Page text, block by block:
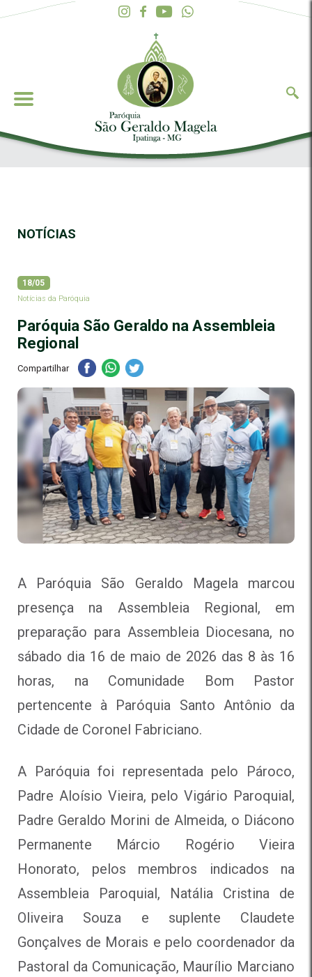
NOTÍCIAS
18/05
Notícias da Paróquia
Paróquia São Geraldo na Assembleia
Regional
Compartilhar
A Paróquia São Geraldo Magela marcou
presença na Assembleia Regional, em
preparação para Assembleia Diocesana, no
sábado dia 16 de maio de 2026 das 8 às 16
horas, na Comunidade Bom Pastor
pertencente à Paróquia Santo Antônio da
Cidade de Coronel Fabriciano.
A Paróquia foi representada pelo Pároco,
Padre Aloísio Vieira, pelo Vigário Paroquial,
Padre Geraldo Morini de Almeida, o Diácono
Permanente Márcio Rogério Vieira
Honorato, pelos membros indicados na
Assembleia Paroquial, Natália Cristina de
Oliveira Souza e suplente Claudete
Gonçalves de Morais e pelo coordenador da
Pastoral da Comunicação, Maurílio Marciano